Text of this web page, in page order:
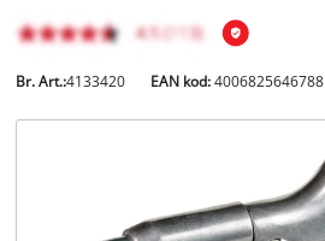
Br. Art.:4133420 EAN kod:4006825646788